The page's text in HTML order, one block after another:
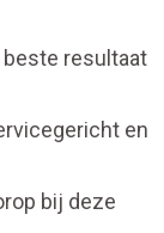
resultaat
en
bij deze